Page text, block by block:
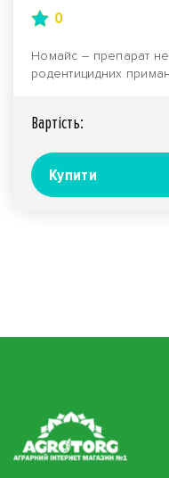
0
Номайс – препарат
родентицидних
Вартiсть:
Купити